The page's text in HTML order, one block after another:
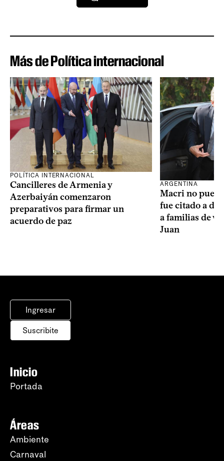
Más de Política internacional
POLÍTICA INTERNACIONAL
Cancilleres de Armenia y
Azerbaiyán comenzaron
preparativos para firmar un
acuerdo de paz
ARGENTINA
Macri no
fue citado a
a familias de
Juan
Ingresar
Suscribite
Inicio
Portada
Áreas
Ambiente
Carnaval